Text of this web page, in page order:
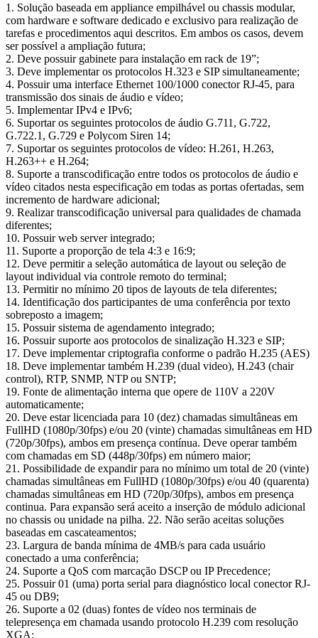
1. Solução baseada em appliance empilhável ou chassis modular,
com hardware e software dedicado e exclusivo para realização de
tarefas e procedimentos aqui descritos. Em ambos os casos, devem
ser possível a ampliação futura;
2. Deve possuir gabinete para instalação em rack de 19”;
3. Deve implementar os protocolos H.323 e SIP simultaneamente;
4. Possuir uma interface Ethernet 100/1000 conector RJ-45, para
transmissão dos sinais de áudio e vídeo;
5. Implementar IPv4 e IPv6;
6. Suportar os seguintes protocolos de áudio G.711, G.722,
G.722.1, G.729 e Polycom Siren 14;
7. Suportar os seguintes protocolos de vídeo: H.261, H.263,
H.263++ e H.264;
8. Suporte a transcodificação entre todos os protocolos de áudio e
vídeo citados nesta especificação em todas as portas ofertadas, sem
incremento de hardware adicional;
9. Realizar transcodificação universal para qualidades de chamada
diferentes;
10. Possuir web server integrado;
11. Suporte a proporção de tela 4:3 e 16:9;
12. Deve permitir a seleção automática de layout ou seleção de
layout individual via controle remoto do terminal;
13. Permitir no mínimo 20 tipos de layouts de tela diferentes;
14. Identificação dos participantes de uma conferência por texto
sobreposto a imagem;
15. Possuir sistema de agendamento integrado;
16. Possuir suporte aos protocolos de sinalização H.323 e SIP;
17. Deve implementar criptografia conforme o padrão H.235 (AES)
18. Deve implementar também H.239 (dual video), H.243 (chair
control), RTP, SNMP, NTP ou SNTP;
19. Fonte de alimentação interna que opere de 110V a 220V
automaticamente;
20. Deve estar licenciada para 10 (dez) chamadas simultâneas em
FullHD (1080p/30fps) e/ou 20 (vinte) chamadas simultâneas em HD
(720p/30fps), ambos em presença contínua. Deve operar também
com chamadas em SD (448p/30fps) em número maior;
21. Possibilidade de expandir para no mínimo um total de 20 (vinte)
chamadas simultâneas em FullHD (1080p/30fps) e/ou 40 (quarenta)
chamadas simultâneas em HD (720p/30fps), ambos em presença
continua. Para expansão será aceito a inserção de módulo adicional
no chassis ou unidade na pilha. 22. Não serão aceitas soluções
baseadas em cascateamentos;
23. Largura de banda mínima de 4MB/s para cada usuário
conectado a uma conferência;
24. Suporte a QoS com marcação DSCP ou IP Precedence;
25. Possuir 01 (uma) porta serial para diagnóstico local conector RJ-
45 ou DB9;
26. Suporte a 02 (duas) fontes de vídeo nos terminais de
telepresença em chamada usando protocolo H.239 com resolução
XGA;